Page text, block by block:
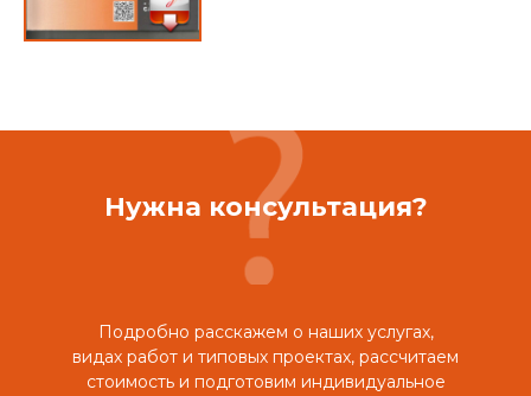
Нужна консультация?
Подробно расскажем о наших услугах,
видах работ и типовых проектах, рассчитаем
стоимость и подготовим индивидуальное